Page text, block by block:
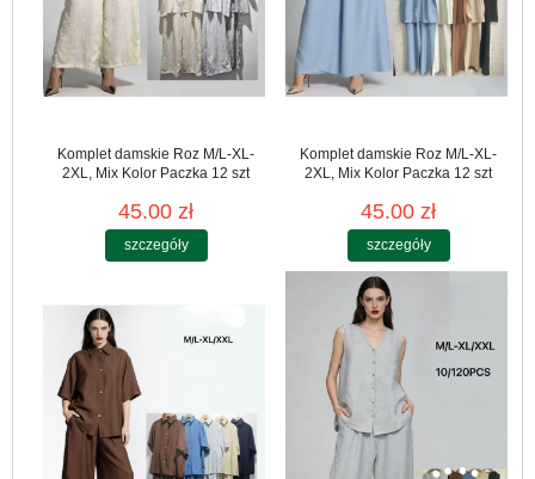
Komplet damskie Roz M/L-XL-
2XL, Mix Kolor Paczka 12 szt
45.00 zł
szczegóły
Komplet damskie Roz M/L-XL-
2XL, Mix Kolor Paczka 12 szt
45.00 zł
szczegóły